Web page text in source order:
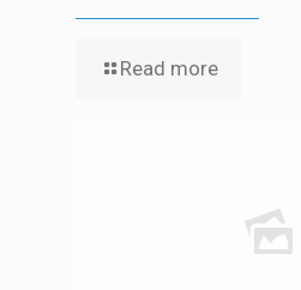
Read more